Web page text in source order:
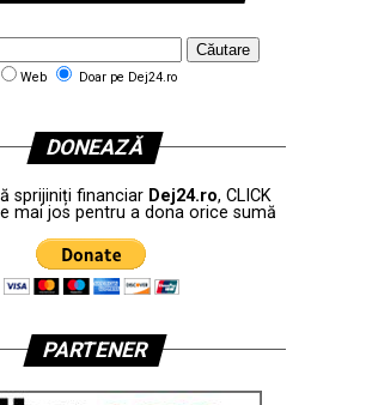
Web Doar pe Dej24.ro
DONEAZĂ
sprijiniți financiar Dej24.ro, CLICK
mai jos pentru a dona orice sumă
PARTENER